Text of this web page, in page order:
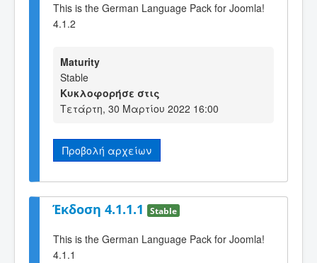
This is the German Language Pack for Joomla!
4.1.2
Maturity
Stable
Κυκλοφορήσε στις
Τετάρτη, 30 Μαρτίου 2022 16:00
Προβολή αρχείων
Έκδοση 4.1.1.1 Stable
This is the German Language Pack for Joomla!
4.1.1